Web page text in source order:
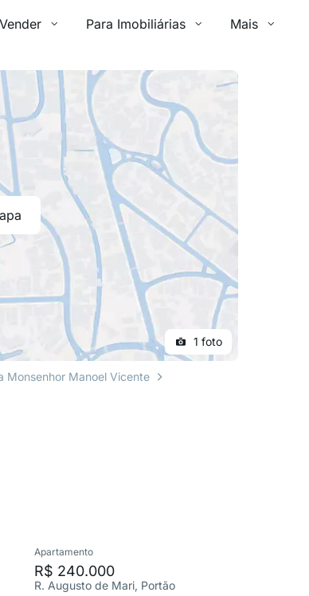
Vender Para Imobiliárias Mais
1 foto
Monsenhor Manoel Vicente
Apartamento
R$ 240.000
R. Augusto de Mari, Portão